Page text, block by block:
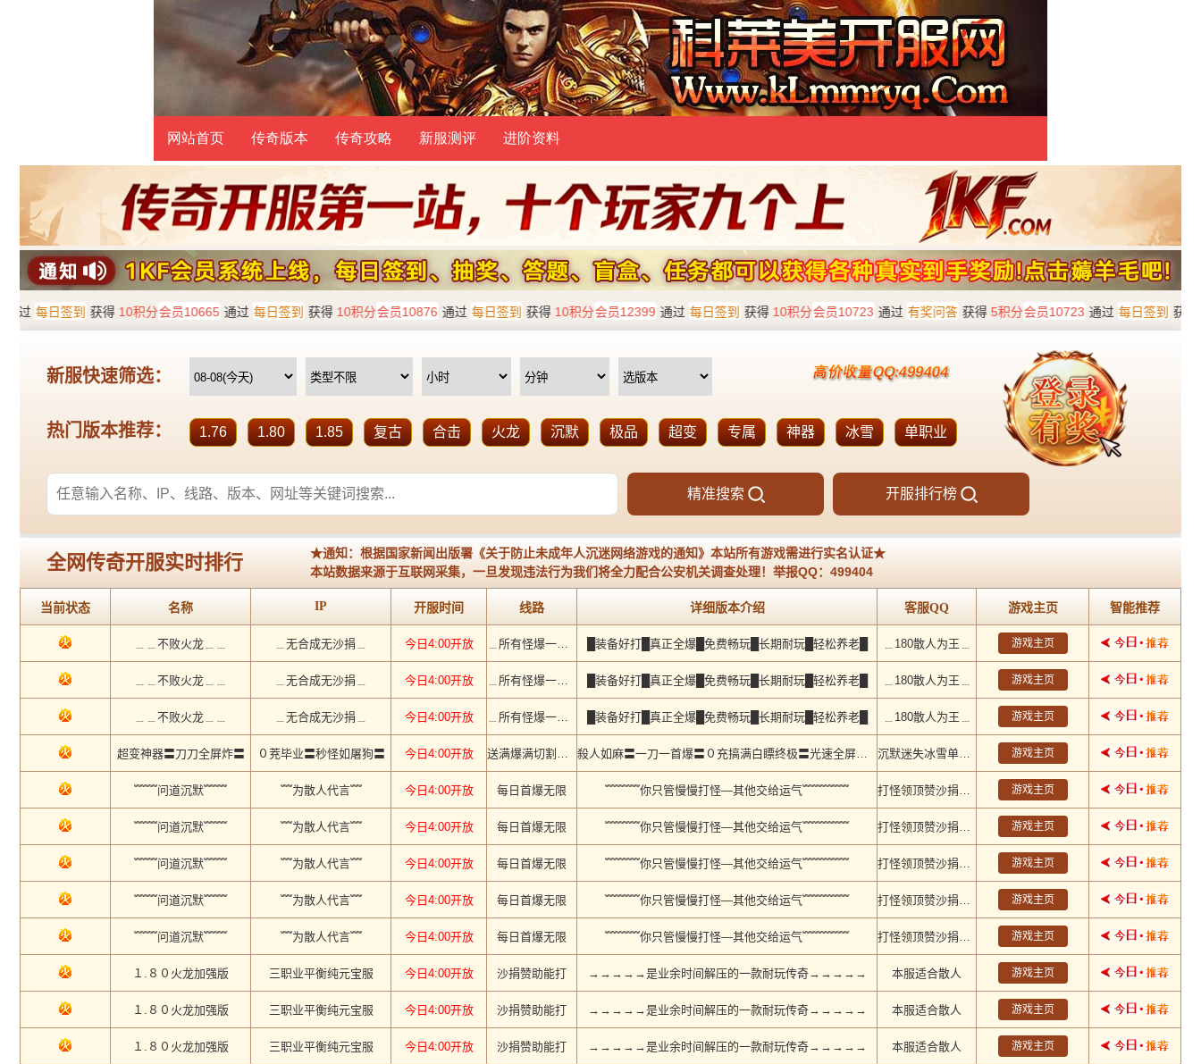
网站首页 传奇版本 传奇攻略 新服测评 进阶资料